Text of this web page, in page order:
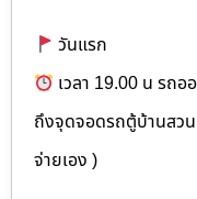
วันแรก
เวลา 19.00 น รถ
ถึงจุดจอดรถตู้บ้านสว
จ่ายเอง )